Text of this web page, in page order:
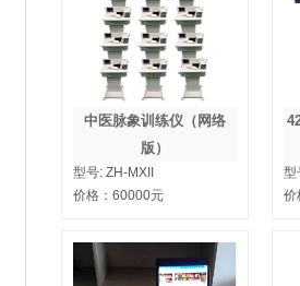
中医脉象训练仪（网络
版）
型号:ZH-MXII
价格：60000元
价